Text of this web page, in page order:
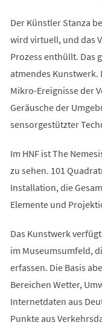
Der Künstler Stanza
wird virtuell, und das
Prozess enthüllt. Das
atmendes
Mikro-Ereignisse der
Geräusche der
sensorgestützter
Im HNF ist The
zu sehen. 101
Installation, die
Elemente und
Das Kunstwerk
im Museumsumfeld,
erfassen. Die Basis
Bereichen Wetter,
Internetdaten aus
Punkte aus